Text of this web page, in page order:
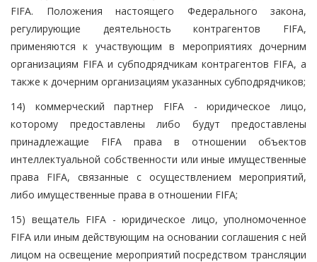
FIFA. Положения настоящего Федерального закона,
регулирующие деятельность контрагентов FIFA,
применяются к участвующим в мероприятиях дочерним
организациям FIFA и субподрядчикам контрагентов FIFA, а
также к дочерним организациям указанных субподрядчиков;
14) коммерческий партнер FIFA - юридическое лицо,
которому предоставлены либо будут предоставлены
принадлежащие FIFA права в отношении объектов
интеллектуальной собственности или иные имущественные
права FIFA, связанные с осуществлением мероприятий,
либо имущественные права в отношении FIFA;
15) вещатель FIFA - юридическое лицо, уполномоченное
FIFA или иным действующим на основании соглашения с ней
лицом на освещение мероприятий посредством трансляции